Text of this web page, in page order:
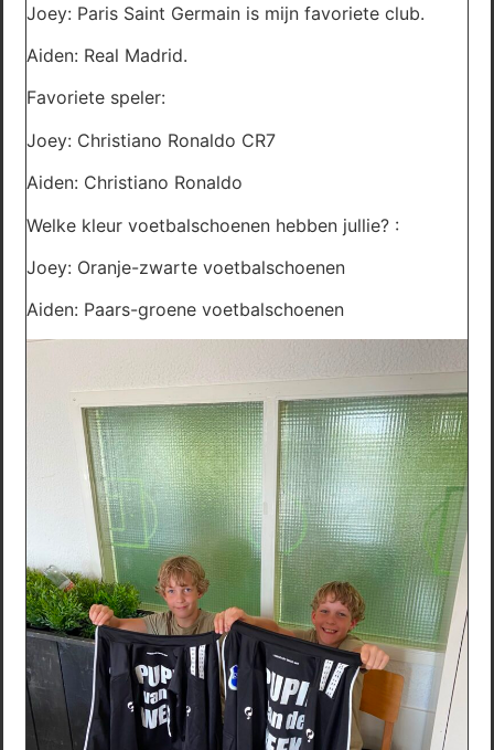
Joey: Paris Saint Germain is mijn favoriete club.
Aiden: Real Madrid.
Favoriete speler:
Joey: Christiano Ronaldo CR7
Aiden: Christiano Ronaldo
Welke kleur voetbalschoenen hebben jullie? :
Joey: Oranje-zwarte voetbalschoenen
Aiden: Paars-groene voetbalschoenen